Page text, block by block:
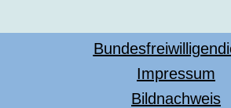
Impressum
Bildnachweis